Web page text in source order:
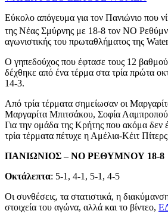
Εύκολο απόγευμα για τον Πανιώνιο που
της Νέας Σμύρνης με 18-8 τον ΝΟ
αγωνιστικής του πρωταθλήματος της
Ο γηπεδούχος που έφτασε τους 12
δέχθηκε από ένα τέρμα στα τρία πρώτα
14-3.
Από τρία τέρματα σημείωσαν οι
Μαργαρίτα Μπιτσάκου, Σοφία
Για την ομάδα της Κρήτης που ακόμα δεν
τρία τέρματα πέτυχε η Αμέλια-Κέιτ
ΠΑΝΙΩΝΙΟΣ – ΝΟ ΡΕΘΥΜΝΟΥ 18-8
Οκτάλεπτα: 5-1, 4-1, 5-1, 4-5
Οι συνθέσεις, τα στατιστικά, η
στοιχεία του αγώνα, αλλά και το βίντεο,